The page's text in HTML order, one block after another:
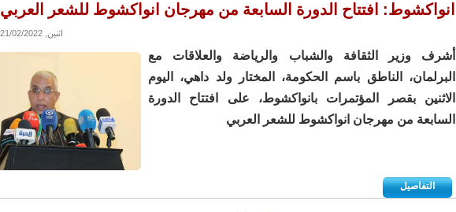
انواكشوط: افتتاح الدورة السابعة من مهرجان انواكشوط للشعر العربي
اثنين, 21/02/2022 - 19:14
أشرف وزير الثقافة والشباب والرياضة والعلاقات مع
البرلمان، الناطق باسم الحكومة، المختار ولد داهي، اليوم
الاثنين بقصر المؤتمرات بانواكشوط، على افتتاح الدورة
السابعة من مهرجان انواكشوط للشعر العربي
التفاصيل